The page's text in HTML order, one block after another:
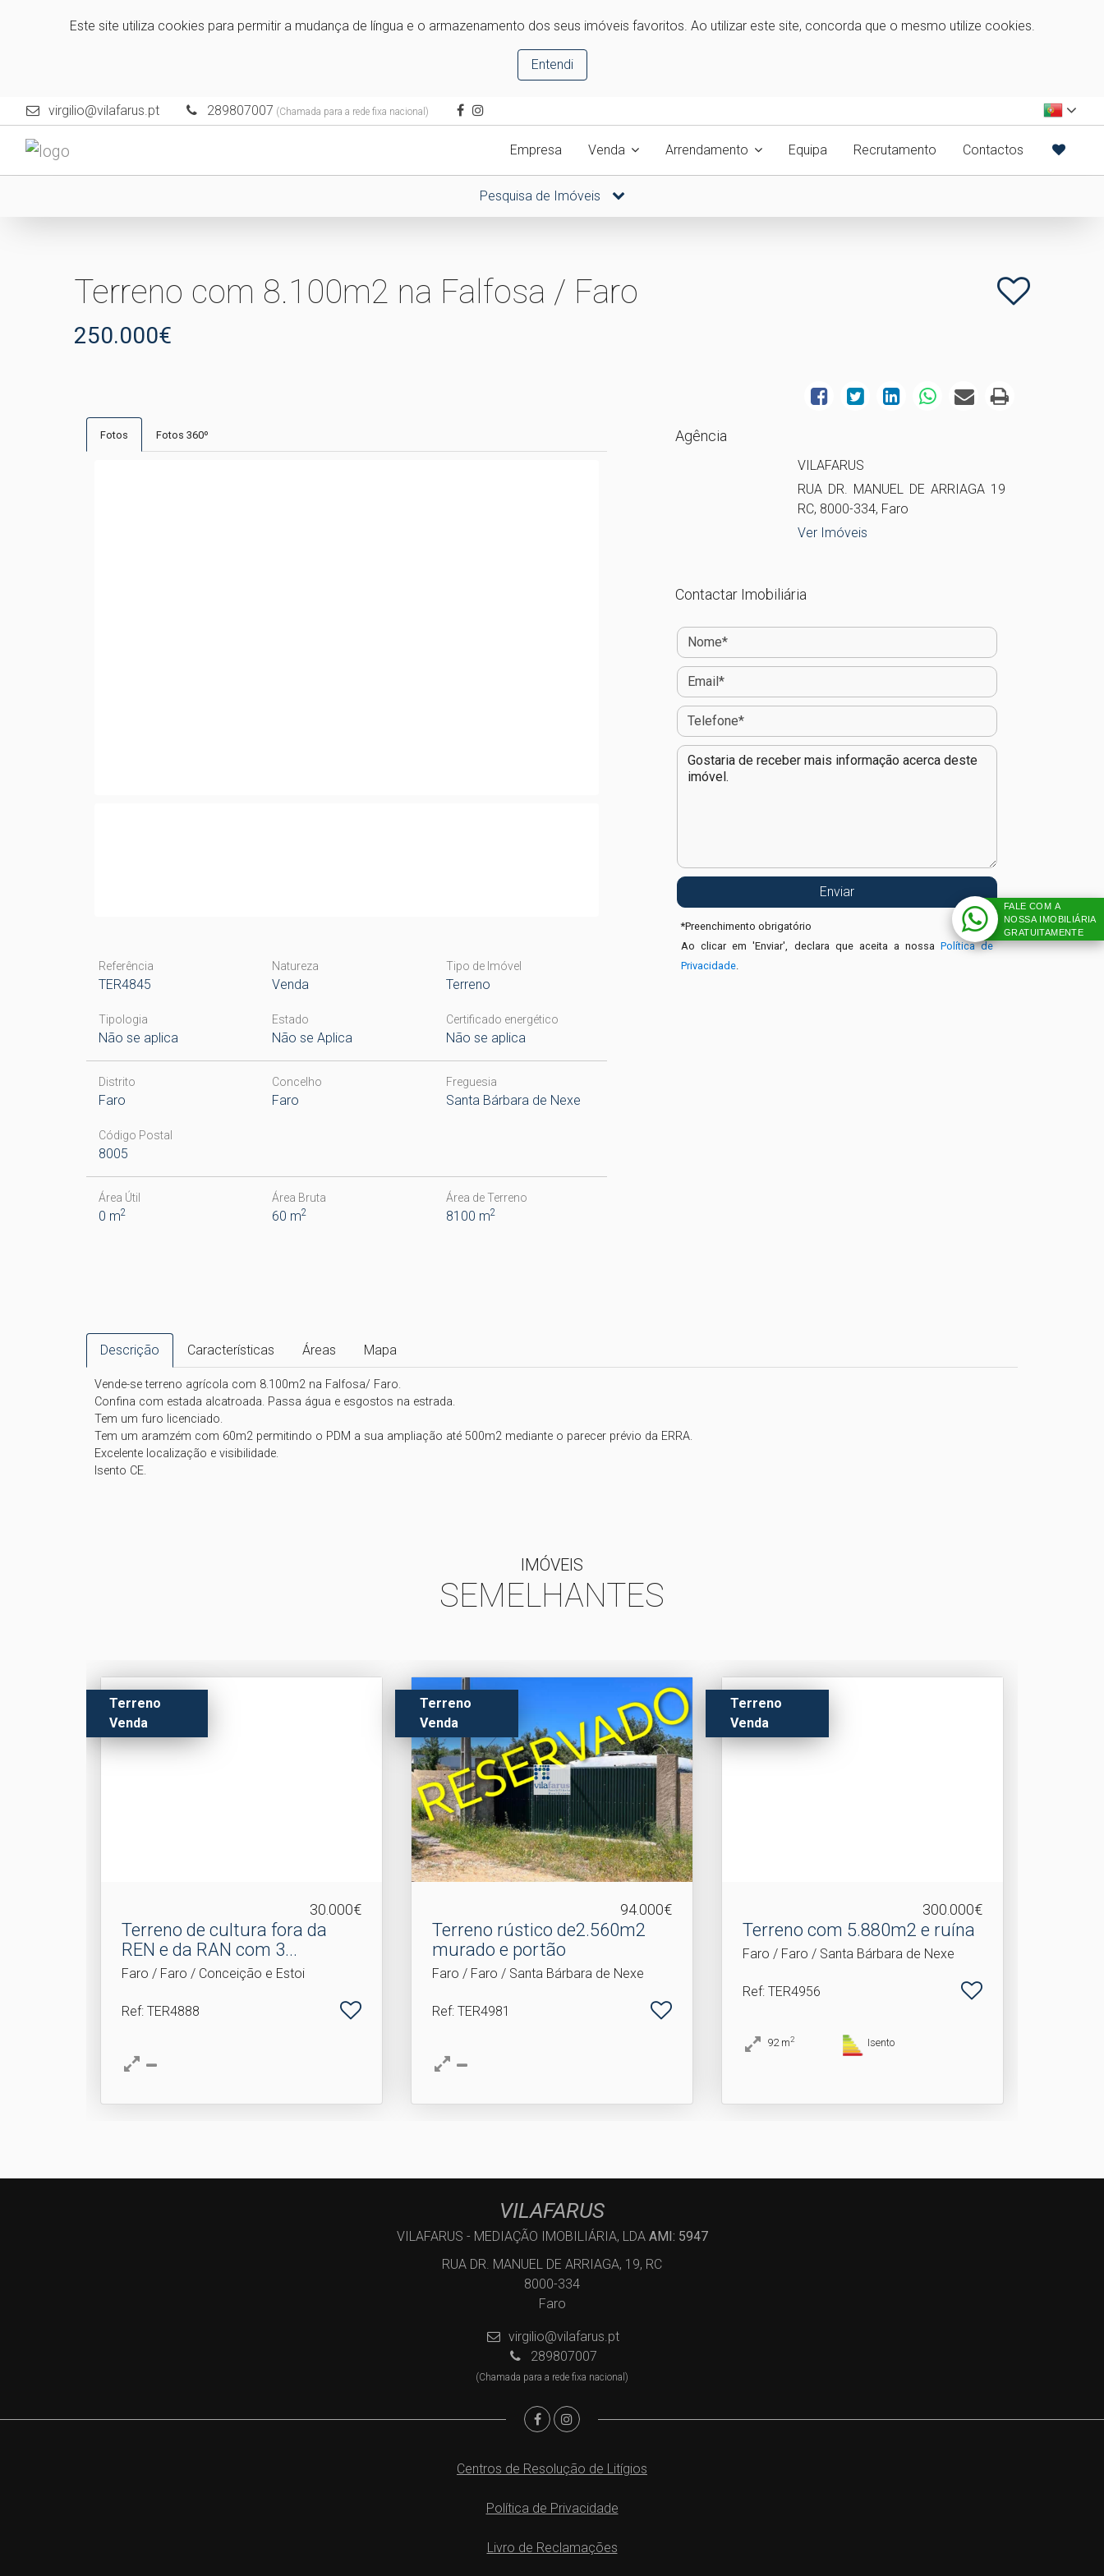
Este site utiliza cookies para permitir a mudança de língua e o armazenamento dos seus imóveis favoritos. Ao utilizar este site, concorda que o mesmo utilize cookies.
Entendi
virgilio@vilafarus.pt 289807007 (Chamada para a rede fixa nacional)
Empresa Venda Arrendamento Equipa Recrutamento Contactos
Pesquisa de Imóveis
Terreno com 8.100m2 na Falfosa / Faro
250.000€
Fotos Fotos 360º
Referência
TER4845
Natureza
Venda
Tipo de Imóvel
Terreno
Tipologia
Não se aplica
Estado
Não se Aplica
Certificado energético
Não se aplica
Distrito
Faro
Concelho
Faro
Freguesia
Santa Bárbara de Nexe
Código Postal
8005
Área Útil
0 m2
Área Bruta
60 m2
Área de Terreno
8100 m2
Agência
VILAFARUS
RUA DR. MANUEL DE ARRIAGA 19
RC, 8000-334, Faro
Ver Imóveis
Contactar Imobiliária
*Preenchimento obrigatório
Ao clicar em 'Enviar', declara que aceita a nossaPolítica de
Privacidade.
Descrição Características Áreas Mapa
Vende-se terreno agrícola com 8.100m2 na Falfosa/ Faro.
Confina com estada alcatroada. Passa água e esgostos na estrada.
Tem um furo licenciado.
Tem um aramzém com 60m2 permitindo o PDM a sua ampliação até 500m2 mediante o parecer prévio da ERRA.
Excelente localização e visibilidade.
Isento CE.
IMÓVEIS
SEMELHANTES
Terreno
Venda
30.000€
Terreno de cultura fora da
REN e da RAN com 3.​..
Faro / Faro / Conceição e Estoi
Ref: TER4888
Terreno
Venda
94.000€
Terreno rústico de2.​560m2
murado e portão
Faro / Faro / Santa Bárbara de Nexe
Ref: TER4981
Terreno
Venda
300.000€
Terreno com 5.​880m2 e ruína
Faro / Faro / Santa Bárbara de Nexe
Ref: TER4956
92 m2 Isento
VILAFARUS
VILAFARUS - MEDIAÇÃO IMOBILIÁRIA, LDA AMI: 5947
RUA DR. MANUEL DE ARRIAGA, 19, RC
8000-334
Faro
virgilio@vilafarus.pt
289807007
(Chamada para a rede fixa nacional)
Centros de Resolução de Litígios
Política de Privacidade
Livro de Reclamações
FALE COM A
NOSSA IMOBILIÁRIA
GRATUITAMENTE